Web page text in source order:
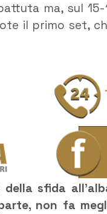
ma, sul
il primo set,
sfida
non fa